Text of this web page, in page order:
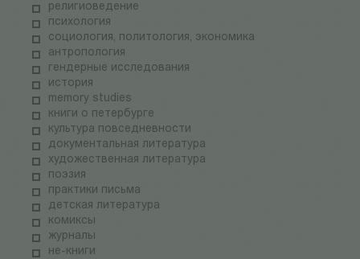
религиоведение
психология
социология, политология, экономика
антропология
гендерные исследования
история
memory studies
книги о петербурге
культура повседневности
документальная литература
художественная литература
поэзия
практики письма
детская литература
комиксы
журналы
не-книги